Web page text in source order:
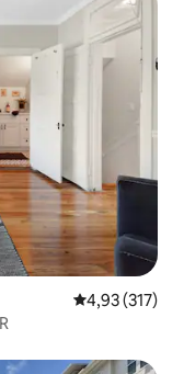
4,93 ud af 5 i
4,93 (317)